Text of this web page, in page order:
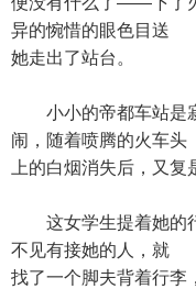
异的惋惜的眼色目送
她走出了站台。
小小的帝都车站是寂
闹，随着喷腾的火车头
上的白烟消失后，又复
这女学生提着她的行
不见有接她的人，就
找了一个脚夫背着行李